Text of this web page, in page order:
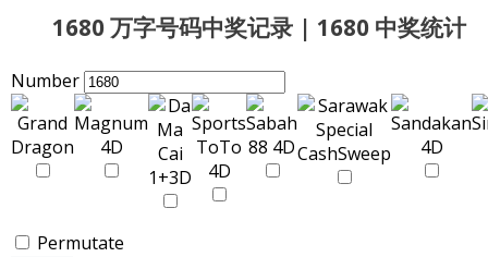
1680 万字号码中奖记录 | 1680 中奖统计
Number
Permutate